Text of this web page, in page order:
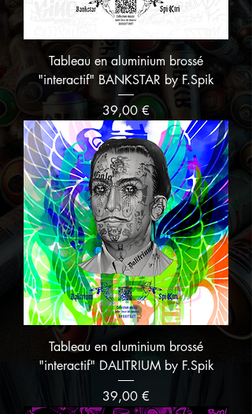
Tableau en aluminium brossé
"interactif" BANKSTAR by F.Spik
Prix
39,00 €
Tableau en aluminium brossé
"interactif" DALITRIUM by F.Spik
Prix
39,00 €